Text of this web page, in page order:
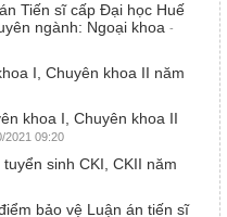
Tiến sĩ cấp Đại học Huế
ngành: Ngoại khoa -
I, Chuyên khoa II năm
khoa I, Chuyên khoa II
2021 09:20
sinh CKI, CKII năm
bảo vệ Luận án tiến sĩ